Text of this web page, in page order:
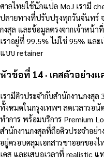
ศาลไทยใช้นักแปล MoJ เรามี
ปลายทางที่ปรับปรุงทุกวันจันทร์
กงสุล และข้อมูลตรงจากเจ้าหน้า
เราอยู่ที่ 99.5% ไม่ใช่ 95% และ
แบบ retainer
หัวข้อที่ 14 · เคสตัวอย่าง
เรามีคิวประจำกับสำนักงานกงสุ
ทั้งหมดในกรุงเทพฯ ลดเวลารอ
ทำการ พร้อมบริการ Premium
สำนักงานกงสุลที่ถือคิวประจำอย่
อยู่ครอบคลุมเอกสารขาออกของ
เคส และเสนอเวลาที่ realistic แ